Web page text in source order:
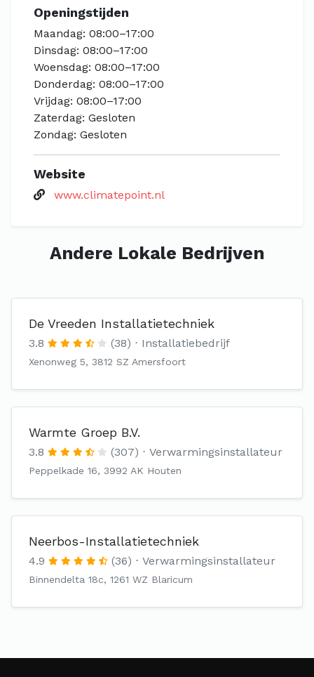
Openingstijden
Maandag: 08:00–17:00
Dinsdag: 08:00–17:00
Woensdag: 08:00–17:00
Donderdag: 08:00–17:00
Vrijdag: 08:00–17:00
Zaterdag: Gesloten
Zondag: Gesloten
Website
www.climatepoint.nl
Andere Lokale Bedrijven
De Vreeden Installatietechniek
3.8 (38) Installatiebedrijf
Xenonweg 5, 3812 SZ Amersfoort
Warmte Groep B.V.
3.8 (307) Verwarmingsinstallateur
Peppelkade 16, 3992 AK Houten
Neerbos-Installatietechniek
4.9 (36) Verwarmingsinstallateur
Binnendelta 18c, 1261 WZ Blaricum